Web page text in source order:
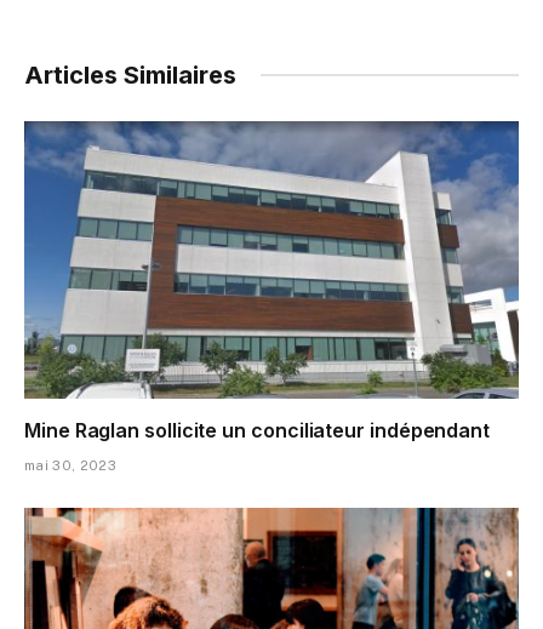
Articles Similaires
Mine Raglan sollicite un conciliateur indépendant
mai 30, 2023